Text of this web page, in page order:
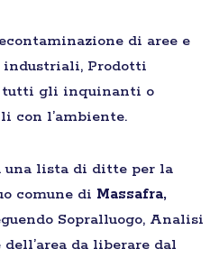
di aree e
Prodotti
tutti gli inquinanti o
con l’ambiente.
una lista di ditte per la
comune di Massafra,
Sopralluogo, Analisi
da liberare dal